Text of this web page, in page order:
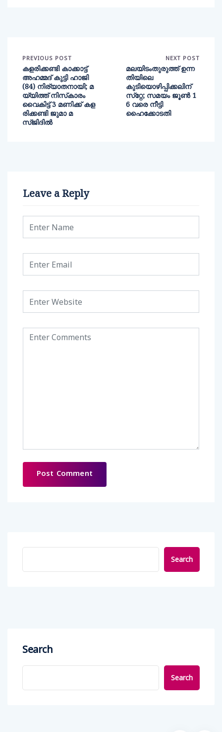
PREVIOUS POST
കളരിക്കണ്ടി കാക്കാട്ട്
അഹമ്മദ് കുട്ടി ഹാജി
(84) നിര്യാതനായി; മ
യ്യിത്ത് നിസ്‌കാരം
വൈകിട്ട് 3 മണിക്ക് കള
രിക്കണ്ടി ജുമാ മ
സ്ജിദില്‍
NEXT POST
മലയിടംതുരുത്ത് ഉന്ന
തിയിലെ
കുടിയൊഴിപ്പിക്കലിന്
സ്‌റ്റേ; സമയം ജൂണ്‍ 1
6 വരെ നീട്ടി
ഹൈക്കോടതി
Leave a Reply
Search
Search
Search